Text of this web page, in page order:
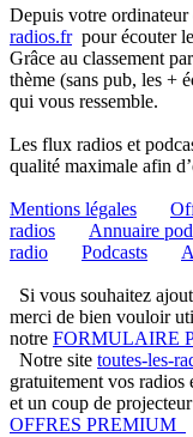
Depuis votre
radios.frpour écouter
Grâce au classement
thème (sans pub, les +
qui vous ressemble.
Les flux radios et
qualité maximale afin
Mentions légales
radios
Annuaire
radio
Podcasts
Si vous souhaitez
merci de bien vouloir
notre FORMULAIRE
Notre site toutes-les-
gratuitement vos radios
et un coup de
OFFRES PREMIUM